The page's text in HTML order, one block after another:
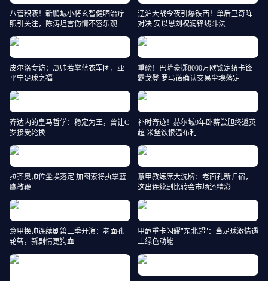
八管积液！新鹏城小将玄智健晒治疗
照引关注，陈涛坦言伤情不容乐观
辽沪大战今夜引爆铁西！单后卫奇阵
对决 安以恩刘祝润锋线斗法
皮尔洛专访：瓜帅若掌蓝衣军团，亚
平宁足球之福
重磅！巴萨豪掷8000万欧锁定纽卡锋
霸戈登 罗马诺确认交易尘埃落定
齐达内的皇马哲学：稳定为王，曾让C
罗接受轮换
补时奇迹！赫尔城9年卧薪尝胆终返英
超 米堡饮恨温布利
拉齐奥帅位尘埃落定 加图索将执掌蓝
鹰教鞭
意甲教练席大洗牌：老面孔新归宿，
这出连续剧比转会市场还精彩
意甲换帅连续剧第三季开演：老面孔
轮转，新剧情更狗血
甲醇重卡闪耀"东北超"：当足球激情遇
上绿色动能